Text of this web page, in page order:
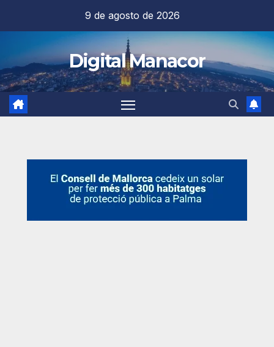
contenido
9 de agosto de 2026
Digital Manacor